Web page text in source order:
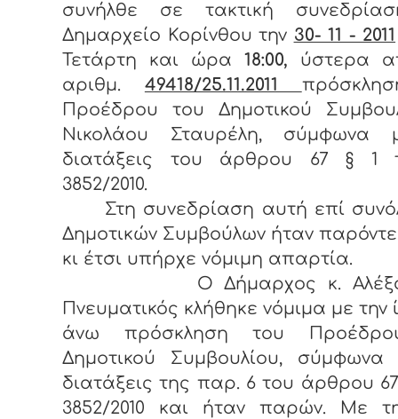
συνήλθε σε τακτική
Δημαρχείο Κορίνθου την 30- 11 - 2011
Τετάρτη και ώρα18:00, ύστερα
αριθμ. 49418/25.11.2011
Προέδρου του Δημοτικού
Νικολάου Σταυρέλη, σύμφωνα
διατάξεις του άρθρου 67 § 1
3852/2010.
Στη συνεδρίαση αυτή επί
Δημοτικών Συμβούλων ήταν
κι έτσι υπήρχε νόμιμη απαρτία.
Ο Δήμαρχος κ.
Πνευματικός κλήθηκε νόμιμα με την
άνω πρόσκληση του
Δημοτικού Συμβουλίου, σύμφωνα
διατάξεις της παρ. 6 του άρθρου
3852/2010 και ήταν παρών. Με